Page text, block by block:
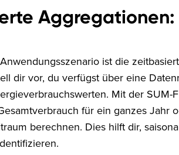
Aggregationen:
ist die
dir vor, du verfügst über eine
Mit der SUM-
für ein ganzes Jahr
berechnen. Dies hilft dir,